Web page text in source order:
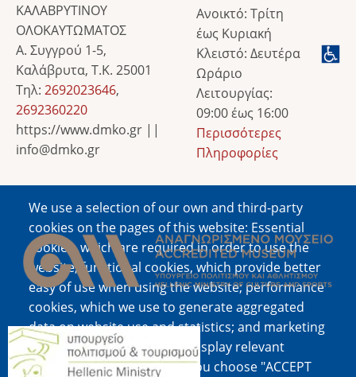
We use a selection of our own and third-party
cookies on the pages of this website: Essential
cookies, which are required in order to use the
website; functional cookies, which provide better
easy of use when using the website; performance
cookies, which we use to generate aggregated
data on website use and statistics; and marketing
cookies, which are used to display relevant
content and advertising. If you choose "ACCEPT
ΚΑΛΑΒΡΥΤΙΝΟΥ
ΟΛΟΚΑΥΤΩΜΑΤΟΣ
Α. Συγγρού 1-5,
Καλάβρυτα, Τ.Κ. 25001
Τηλ: 2692023646,
2692360220
https://www.dmko.gr ||
info@dmko.gr
Ανοικτό: Τρίτη
έως Κυριακή
Κλειστό: Δευτέρα
Ωράριο
Λειτουργίας:
09:00 έως 16:00
Περισσότερες
Πληροφορίες
Image
Image